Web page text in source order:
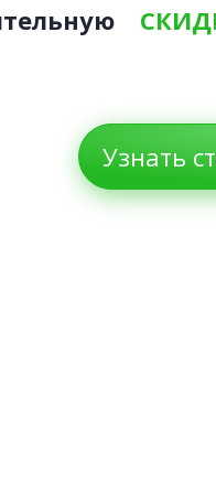
Узнать